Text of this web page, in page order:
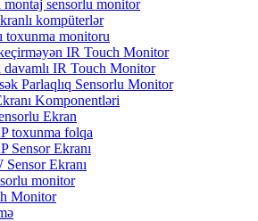
montaj sensorlu monitor
kompüterlər
toxunma monitoru
IR Touch Monitor
davamlı IR Touch Monitor
Parlaqlıq Sensorlu Monitor
Komponentləri
Ekran
toxunma folqa
Sensor Ekranı
Sensor Ekranı
monitor
Monitor